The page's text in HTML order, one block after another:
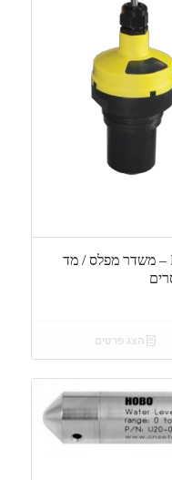
FLOWLINE – EchoPod® DL34 – משדר מפלס / מד
הצג פרטים